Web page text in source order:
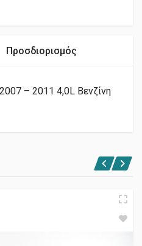
Προσδιορισμός
– 2011 4,0L Βενζίνη